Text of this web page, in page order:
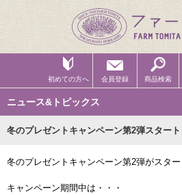
初めての方へ 会員登録 商品検索
ニュース&トピックス
冬のプレゼントキャンペーン第2弾スタート
冬のプレゼントキャンペーン第2弾がスター
キャンペーン期間中は・・・